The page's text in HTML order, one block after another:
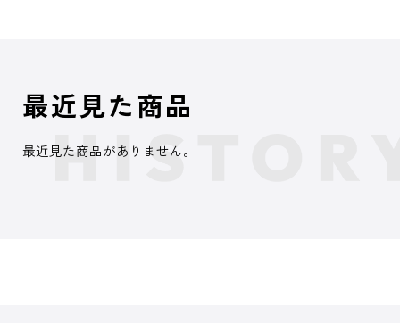
最近見た商品
最近見た商品がありません。